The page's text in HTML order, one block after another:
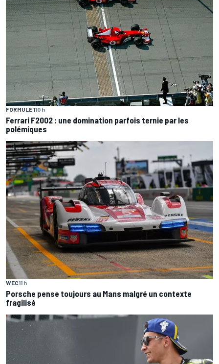
FORMULE 110 h
Ferrari F2002 : une domination parfois ternie par les
polémiques
WEC11 h
Porsche pense toujours au Mans malgré un contexte
fragilisé